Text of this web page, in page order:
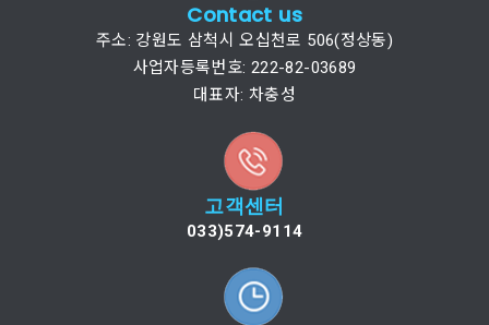
Contact us
주소: 강원도 삼척시 오십천로 506(정상동)
사업자등록번호: 222-82-03689
대표자: 차충성
고객센터
033)574-9114